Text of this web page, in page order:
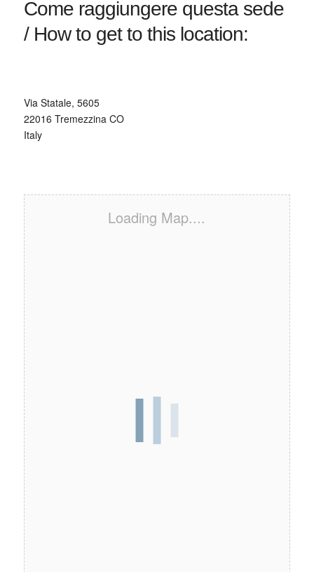
Come raggiungere questa sede
/ How to get to this location:
Via Statale, 5605
22016 Tremezzina CO
Italy
Loading Map....